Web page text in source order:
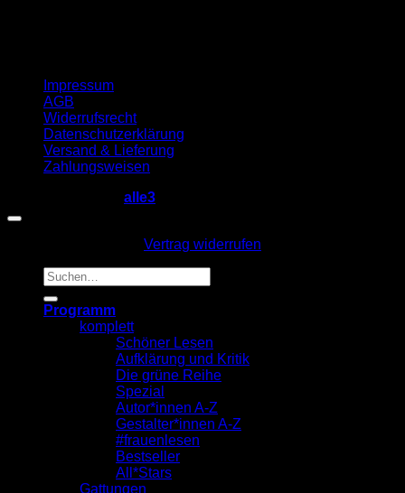
Impressum
AGB
Widerrufsrecht
Datenschutzerklärung
Versand & Lieferung
Zahlungsweisen
alle3
Vertrag widerrufen
Suche
nach:
Programm
komplett
Schöner Lesen
Aufklärung und Kritik
Die grüne Reihe
Spezial
Autor*innen A-Z
Gestalter*innen A-Z
#frauenlesen
Bestseller
All*Stars
Gattungen